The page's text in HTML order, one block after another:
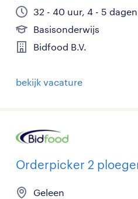
32 - 40 uur, 4 - 5
Basisonderwijs
Bidfood B.V.
bekijk vacature
Orderpicker 2
Geleen